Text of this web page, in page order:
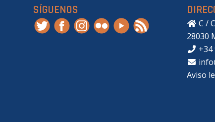
SÍGUENOS
C /
28030
+34
Aviso